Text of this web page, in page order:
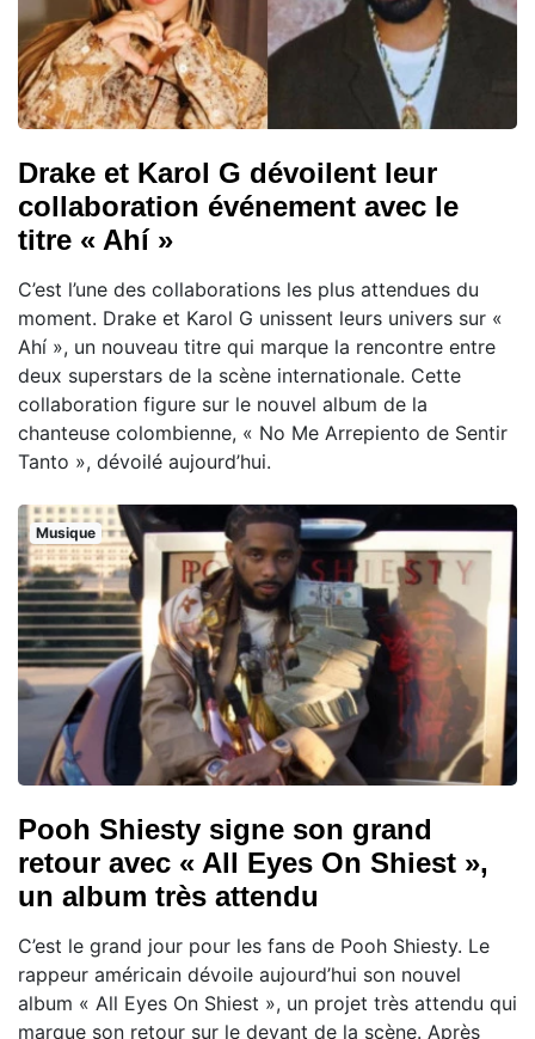
Drake et Karol G dévoilent leur
collaboration événement avec le
titre « Ahí »
C’est l’une des collaborations les plus attendues du
moment. Drake et Karol G unissent leurs univers sur «
Ahí », un nouveau titre qui marque la rencontre entre
deux superstars de la scène internationale. Cette
collaboration figure sur le nouvel album de la
chanteuse colombienne, « No Me Arrepiento de Sentir
Tanto », dévoilé aujourd’hui.
Musique
Pooh Shiesty signe son grand
retour avec « All Eyes On Shiest »,
un album très attendu
C’est le grand jour pour les fans de Pooh Shiesty. Le
rappeur américain dévoile aujourd’hui son nouvel
album « All Eyes On Shiest », un projet très attendu qui
marque son retour sur le devant de la scène. Après